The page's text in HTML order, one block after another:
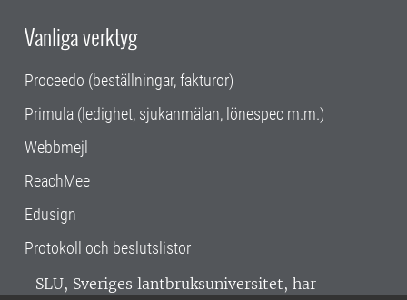
Vanliga verktyg
Proceedo (beställningar, fakturor)
Primula (ledighet, sjukanmälan, lönespec m.m.)
Webbmejl
ReachMee
Edusign
Protokoll och beslutslistor
SLU, Sveriges lantbruksuniversitet, har